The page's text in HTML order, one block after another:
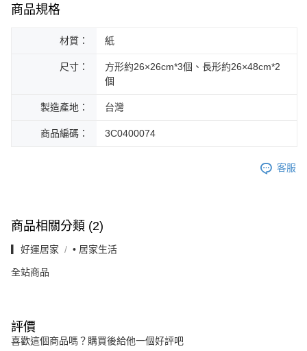
商品規格
材質： 紙
尺寸：
方形約26×26cm*3個、長形約26×48cm*2
個
製造產地： 台灣
商品編碼： 3C0400074
客服
商品相關分類 (2)
▎好運居家 • 居家生活
全站商品
評價
喜歡這個商品嗎？購買後給他一個好評吧